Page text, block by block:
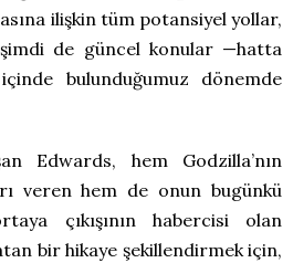
ilişkin tüm potansiyel yollar,
de güncel konular —hatta
bulunduğumuz dönemde
Edwards, hem Godzilla’nın
veren hem de onun bugünkü
çıkışının habercisi olan
bir hikaye şekillendirmek için,